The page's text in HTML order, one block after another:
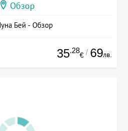
Обзор
Бей - Обзор
35.28
€ / 69лв.